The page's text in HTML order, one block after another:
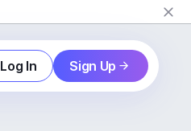
Log In Sign Up